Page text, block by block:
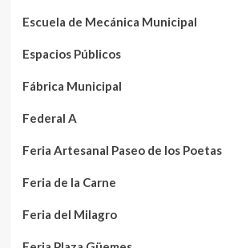
Escuela de Mecánica Municipal
Espacios Públicos
Fábrica Municipal
Federal A
Feria Artesanal Paseo de los Poetas
Feria de la Carne
Feria del Milagro